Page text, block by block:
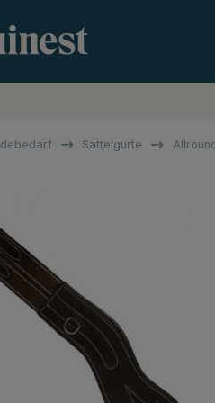
Sattelgurte